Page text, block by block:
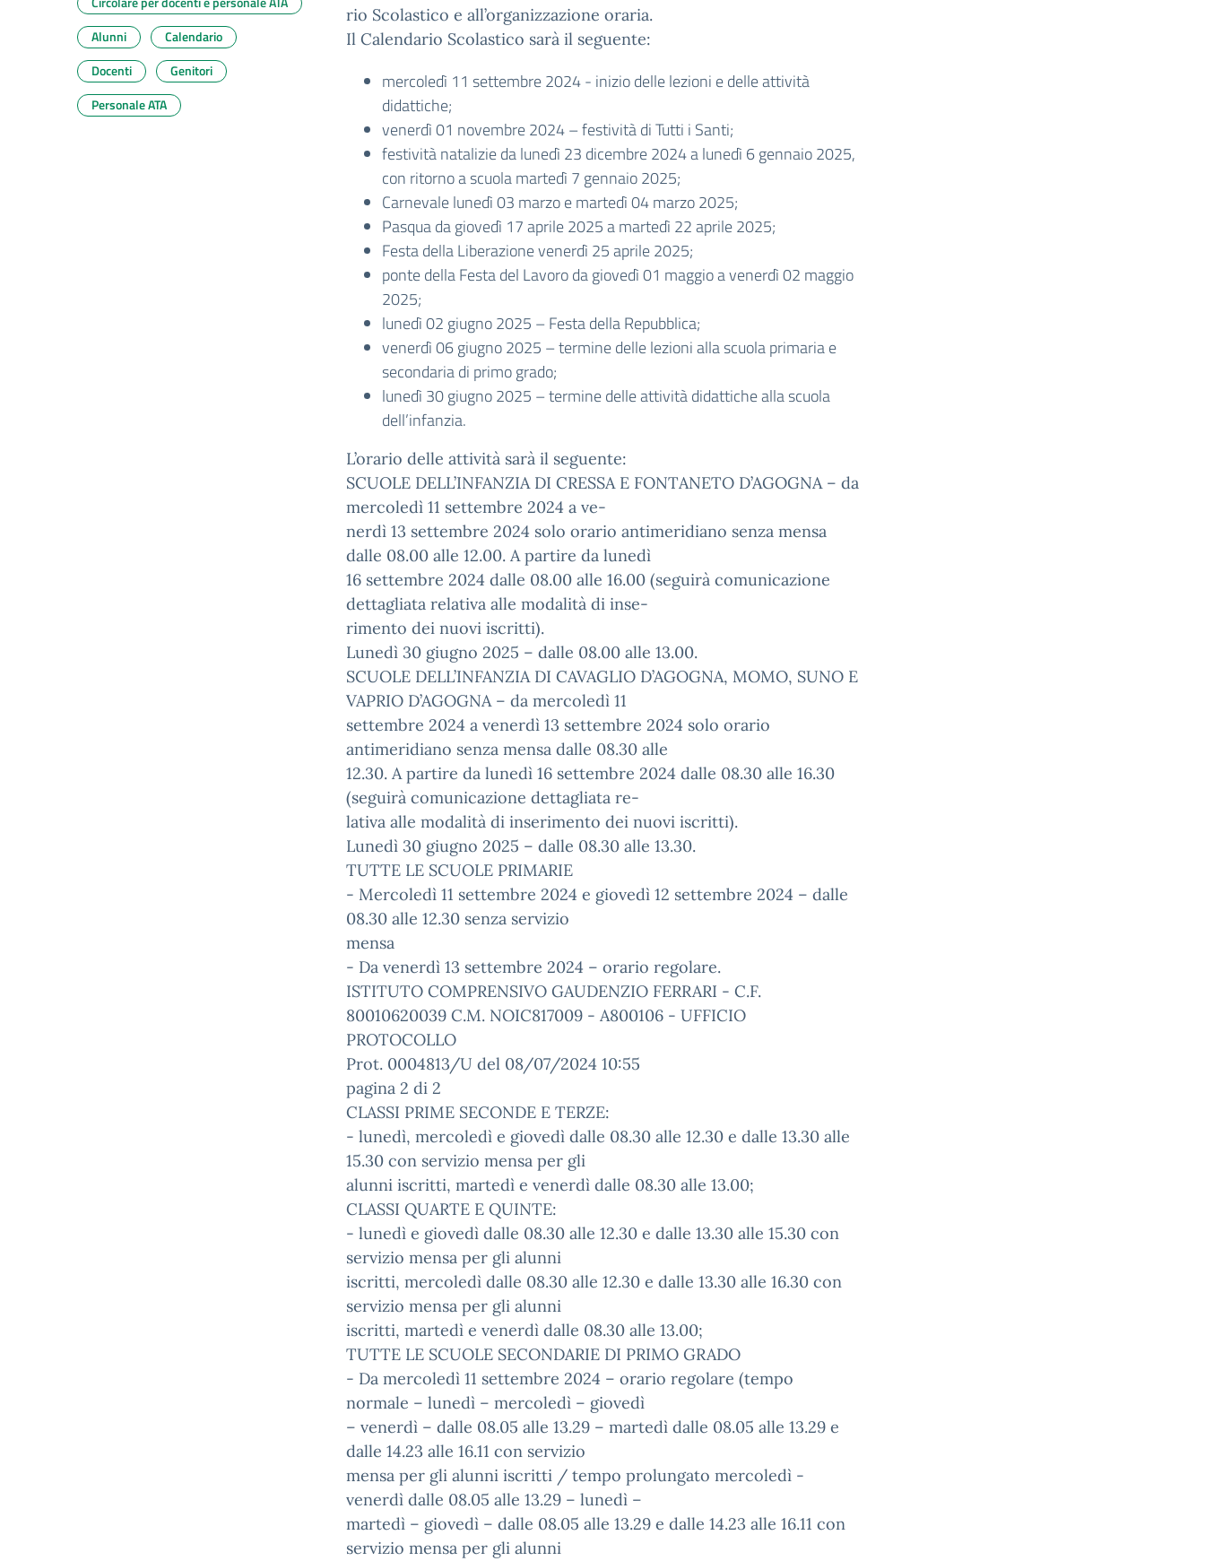
rio Scolastico e all’organizzazione oraria.
Il Calendario Scolastico sarà il seguente:
mercoledì 11 settembre 2024 - inizio delle lezioni e delle attività
didattiche;
venerdì 01 novembre 2024 – festività di Tutti i Santi;
festività natalizie da lunedì 23 dicembre 2024 a lunedì 6 gennaio 2025,
con ritorno a scuola martedì 7 gennaio 2025;
Carnevale lunedì 03 marzo e martedì 04 marzo 2025;
Pasqua da giovedì 17 aprile 2025 a martedì 22 aprile 2025;
Festa della Liberazione venerdì 25 aprile 2025;
ponte della Festa del Lavoro da giovedì 01 maggio a venerdì 02 maggio
2025;
lunedì 02 giugno 2025 – Festa della Repubblica;
venerdì 06 giugno 2025 – termine delle lezioni alla scuola primaria e
secondaria di primo grado;
lunedì 30 giugno 2025 – termine delle attività didattiche alla scuola
dell’infanzia.
L’orario delle attività sarà il seguente:
SCUOLE DELL’INFANZIA DI CRESSA E FONTANETO D’AGOGNA – da
mercoledì 11 settembre 2024 a ve-
nerdì 13 settembre 2024 solo orario antimeridiano senza mensa
dalle 08.00 alle 12.00. A partire da lunedì
16 settembre 2024 dalle 08.00 alle 16.00 (seguirà comunicazione
dettagliata relativa alle modalità di inse-
rimento dei nuovi iscritti).
Lunedì 30 giugno 2025 – dalle 08.00 alle 13.00.
SCUOLE DELL’INFANZIA DI CAVAGLIO D’AGOGNA, MOMO, SUNO E
VAPRIO D’AGOGNA – da mercoledì 11
settembre 2024 a venerdì 13 settembre 2024 solo orario
antimeridiano senza mensa dalle 08.30 alle
12.30. A partire da lunedì 16 settembre 2024 dalle 08.30 alle 16.30
(seguirà comunicazione dettagliata re-
lativa alle modalità di inserimento dei nuovi iscritti).
Lunedì 30 giugno 2025 – dalle 08.30 alle 13.30.
TUTTE LE SCUOLE PRIMARIE
- Mercoledì 11 settembre 2024 e giovedì 12 settembre 2024 – dalle
08.30 alle 12.30 senza servizio
mensa
- Da venerdì 13 settembre 2024 – orario regolare.
ISTITUTO COMPRENSIVO GAUDENZIO FERRARI - C.F.
80010620039 C.M. NOIC817009 - A800106 - UFFICIO
PROTOCOLLO
Prot. 0004813/U del 08/07/2024 10:55
pagina 2 di 2
CLASSI PRIME SECONDE E TERZE:
- lunedì, mercoledì e giovedì dalle 08.30 alle 12.30 e dalle 13.30 alle
15.30 con servizio mensa per gli
alunni iscritti, martedì e venerdì dalle 08.30 alle 13.00;
CLASSI QUARTE E QUINTE:
- lunedì e giovedì dalle 08.30 alle 12.30 e dalle 13.30 alle 15.30 con
servizio mensa per gli alunni
iscritti, mercoledì dalle 08.30 alle 12.30 e dalle 13.30 alle 16.30 con
servizio mensa per gli alunni
iscritti, martedì e venerdì dalle 08.30 alle 13.00;
TUTTE LE SCUOLE SECONDARIE DI PRIMO GRADO
- Da mercoledì 11 settembre 2024 – orario regolare (tempo
normale – lunedì – mercoledì – giovedì
– venerdì – dalle 08.05 alle 13.29 – martedì dalle 08.05 alle 13.29 e
dalle 14.23 alle 16.11 con servizio
mensa per gli alunni iscritti / tempo prolungato mercoledì -
venerdì dalle 08.05 alle 13.29 – lunedì –
martedì – giovedì – dalle 08.05 alle 13.29 e dalle 14.23 alle 16.11 con
servizio mensa per gli alunni
Alunni
Calendario
Docenti
Genitori
Personale ATA